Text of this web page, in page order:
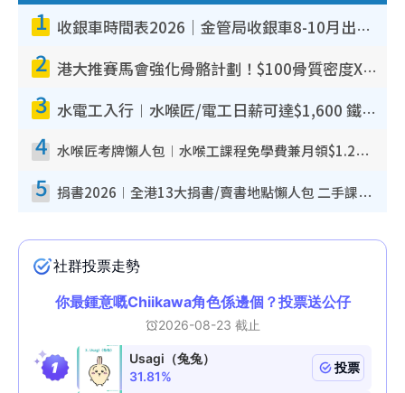
1 收銀車時間表2026｜金管局收銀車8-10月出沒地點+時間！無須手續費！硬幣免費轉現鈔或增值至八達通
2 港大推賽馬會強化骨骼計劃！$100骨質密度X光檢查 完成免費運動訓練送超市禮券！附參加資格
3 水電工入行︱水喉匠/電工日薪可達$1,600 鐵飯碗職業難被AI取代！附薪酬參考＋入行考牌途徑
4 水喉匠考牌懶人包︱水喉工課程免學費兼月領$1.2萬津貼 即睇水喉匠考牌4階段＋入行課程建議
5 捐書2026︱全港13大捐書/賣書地點懶人包 二手課本最高$150＋舊書換免費咖啡/戲票